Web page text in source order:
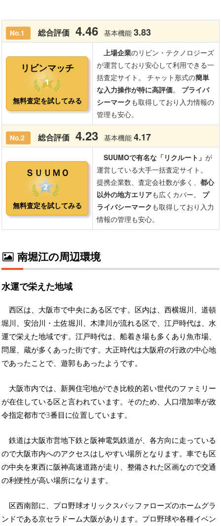
南堀江の周辺環境
水運で栄えた地域
西区は、大阪市で中央にある区です。区内は、西横堀川、道頓
堀川、安治川・土佐堀川、木津川が流れる区で、江戸時代は、水
運で栄えた地域です。江戸時代は、船着き場も多くあり魚市場、
問屋、蔵が多くあった街です。大正時代は大阪府の行政の中心地
であったことで、遊郭もあったようです。
大阪市内では、新興住宅地ができ比較的若い世代のファミリー
が在住している区と言われています。そのため、人口増加率が政
令指定都市で3番目に位置しています。
鉄道は大阪市営地下鉄と阪神電気鉄道が、各方向に走っている
ので大阪市内へのアクセスはしやすい場所となります。車でも区
の中央を東西に阪神高速道路が走り、整備された区画なので交通
の利便性が高い場所になります。
区西南部に、プロ野球オリックスバッファローズのホームグラ
ンドである京セラドーム大阪があります。プロ野球や各種イベン